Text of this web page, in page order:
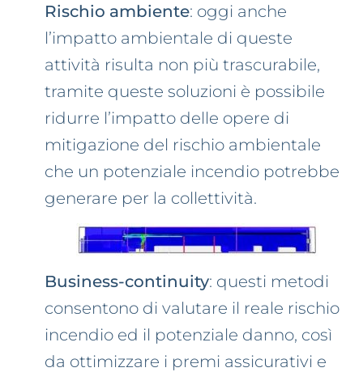
Rischio ambiente: oggi anche
l’impatto ambientale di queste
attività risulta non più trascurabile,
tramite queste soluzioni è possibile
ridurre l’impatto delle opere di
mitigazione del rischio ambientale
che un potenziale incendio potrebbe
generare per la collettività.
Business-continuity: questi metodi
consentono di valutare il reale rischio
incendio ed il potenziale danno, così
da ottimizzare i premi assicurativi e